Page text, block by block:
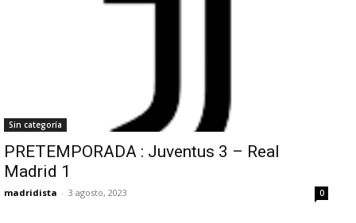
Sin categoría
PRETEMPORADA : Juventus 3 – Real
Madrid 1
madridista - 3 agosto, 2023 0